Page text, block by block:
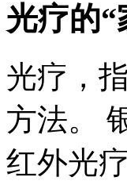
光疗的“
光疗，
方法。
红外光